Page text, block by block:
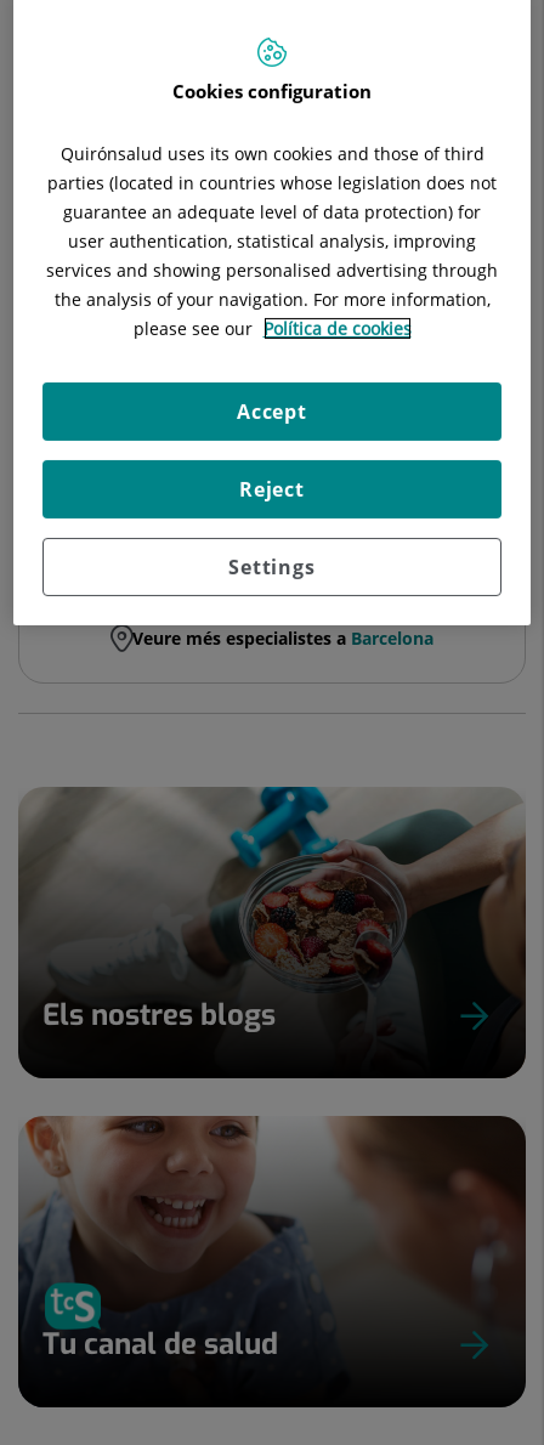
Resultats de la cerca
Katia Jessica Flores Aparco
FACULTATIU ESPECIALISTA HEMATOLOGIA I
HEMOTERAPIA
Hematologia i Hemoteràpia
Hospital Universitari General de Catalunya
Veure més especialistes a Barcelona
Els nostres blogs
Tu canal de salud
Cookies configuration
Quirónsalud uses its own cookies and those of third
parties (located in countries whose legislation does not
guarantee an adequate level of data protection) for
user authentication, statistical analysis, improving
services and showing personalised advertising through
the analysis of your navigation. For more information,
please see our Política de cookies
Settings
Reject
Accept